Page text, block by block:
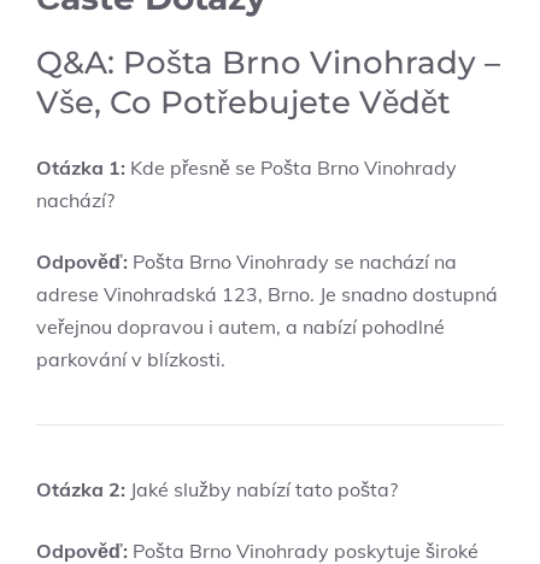
Q&A: Pošta Brno Vinohrady –
Vše, Co Potřebujete Vědět
Otázka 1: Kde přesně se Pošta Brno Vinohrady
⁣nachází?
Odpověď: Pošta Brno Vinohrady se nachází na
adrese Vinohradská 123, Brno. ‌Je⁢ snadno dostupná
veřejnou dopravou i autem, a nabízí pohodlné
parkování ‍v ​blízkosti.
Otázka 2: Jaké služby nabízí tato pošta?
Odpověď: Pošta ‌Brno Vinohrady ⁢poskytuje široké